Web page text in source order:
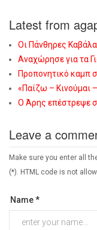
Latest from
Οι Πάνθηρες
Αναχώρησε για τα
Προπονητικό καμπ
«Παίζω – Κινούμαι
Ο Άρης επέστρεψε
Leave a
Make sure you enter all
(*). HTML code is not
Name *